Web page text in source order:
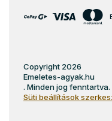
Copyright 2026
Emeletes-agyak.hu
. Minden jog fenntartva.
Süti beállítások